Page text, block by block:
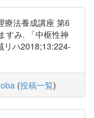
療法養成講座 第6
すみ. 「中枢性神
リハ2018;13:224-
(投稿一覧)